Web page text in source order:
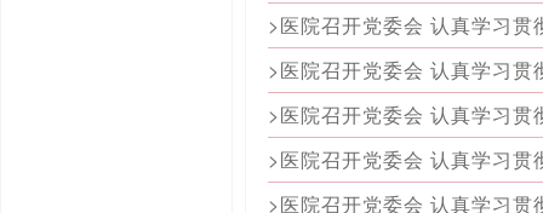
>医院召开党委会 认真学习
>医院召开党委会 认真学习
>医院召开党委会 认真学习